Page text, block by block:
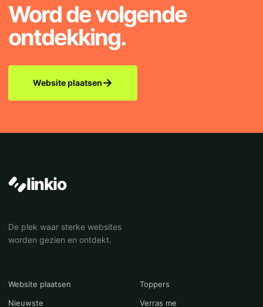
Word de volgende
ontdekking.
Website plaatsen→
linkio
De plek waar sterke websites
worden gezien en ontdekt.
Website plaatsen
Toppers
Nieuwste
Verras me